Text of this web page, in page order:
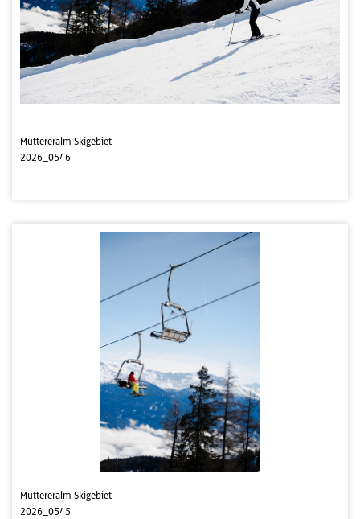
Muttereralm Skigebiet
2026_0546
Muttereralm Skigebiet
2026_0545